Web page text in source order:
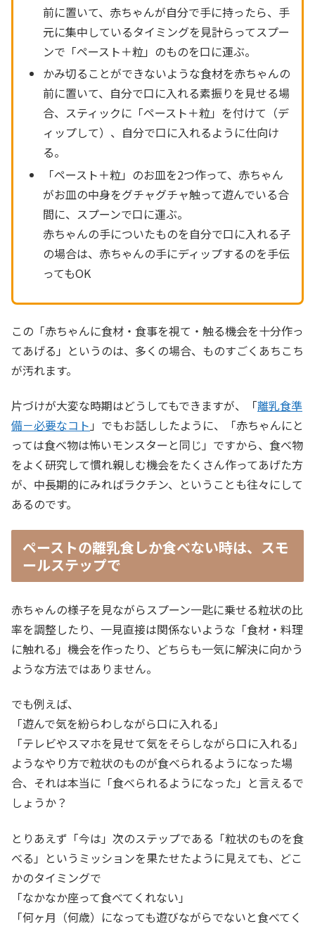
前に置いて、赤ちゃんが自分で手に持ったら、手
元に集中しているタイミングを見計らってスプー
ンで「ペースト＋粒」のものを口に運ぶ。
かみ切ることができないような食材を赤ちゃんの
前に置いて、自分で口に入れる素振りを見せる場
合、スティックに「ペースト＋粒」を付けて（デ
ィップして）、自分で口に入れるように仕向け
る。
「ペースト＋粒」のお皿を2つ作って、赤ちゃん
がお皿の中身をグチャグチャ触って遊んでいる合
間に、スプーンで口に運ぶ。
赤ちゃんの手についたものを自分で口に入れる子
の場合は、赤ちゃんの手にディップするのを手伝
ってもOK
この「赤ちゃんに食材・食事を視て・触る機会を十分作っ
てあげる」というのは、多くの場合、ものすごくあちこち
が汚れます。
片づけが大変な時期はどうしてもできますが、「離乳食準
備－必要なコト 」でもお話ししたように、「赤ちゃんにと
っては食べ物は怖いモンスターと同じ」ですから、食べ物
をよく研究して慣れ親しむ機会をたくさん作ってあげた方
が、中長期的にみればラクチン、ということも往々にして
あるのです。
ペーストの離乳食しか食べない時は、スモ
ールステップで
赤ちゃんの様子を見ながらスプーン一匙に乗せる粒状の比
率を調整したり、一見直接は関係ないような「食材・料理
に触れる」機会を作ったり、どちらも一気に解決に向かう
ような方法ではありません。
でも例えば、
「遊んで気を紛らわしながら口に入れる」
「テレビやスマホを見せて気をそらしながら口に入れる」
ようなやり方で粒状のものが食べられるようになった場
合、それは本当に「食べられるようになった」と言えるで
しょうか？
とりあえず「今は」次のステップである「粒状のものを食
べる」というミッションを果たせたように見えても、どこ
かのタイミングで
「なかなか座って食べてくれない」
「何ヶ月（何歳）になっても遊びながらでないと食べてく